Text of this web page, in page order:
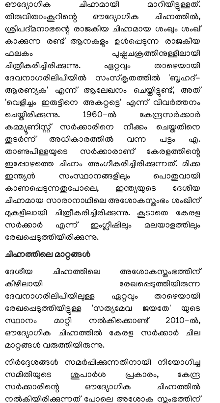
FOOTER
MENU
ബാധ്യതാനിരാകരണം
സ്വകാര്യതാനയം
വ്യവസ്ഥകളും
നിബന്ധനകളും
ഞങ്ങളേക്കുറിച്ച്
ഞങ്ങളേക്കുറിച്ച്
കാര്യനിർവഹണചട്ടങ്ങൾ
ഓർഡർ
ഓഫ്
പ്രെസിഡൻസ്
പ്രധാന
വ്യക്തികള്‍
സംഘടനാ
ഘടന
വിഭാഗങ്ങൾ
സ്വതന്ത്ര
സൈനിക്
സമ്മാന്‍
യോജന
ഔദ്യോഗിക ചിഹ്നമായി മാറിയിട്ടുള്ളത്.
തിരുവിതാംകൂറിന്റെ ഔദ്യോഗിക ചിഹ്നത്തില്‍,
ശ്രീപദ്മനാഭന്റെ രാജകീയ ചിഹ്നമായ ശംഖും ശംഖ്
കാക്കുന്ന രണ്ട് ആനകളും ഉള്‍പ്പെടുന്ന രാജകീയ
ഫലകം പുഷ്പചക്രത്തിനുള്ളിലായി
ചിത്രീകരിച്ചിരിക്കുന്നു. ഏറ്റവും താഴെയായി
ദേവനാഗരിലിപിയില്‍ സംസ്‌കൃതത്തില്‍ 'ബൃഹദ്-
ആരണ്യക' എന്ന് ആലേഖനം ചെയ്തിട്ടുണ്ട്, അത്
'വെളിച്ചം ഇരുട്ടിനെ അകറ്റട്ടെ' എന്ന് വിവര്‍ത്തനം
ചെയ്തിരിക്കുന്നു. 1960-ല്‍ കേന്ദ്രസര്‍ക്കാര്‍
കമ്മ്യൂണിസ്റ്റ് സര്‍ക്കാരിനെ നീക്കം ചെയ്തതിനെ
തുടര്‍ന്ന് അധികാരത്തില്‍ വന്ന പട്ടം എ.
താണുപിള്ളയുടെ സര്‍ക്കാരാണ് കേരളത്തിന്റെ
ഇപ്പോഴത്തെ ചിഹ്നം അംഗീകരിച്ചിരിക്കുന്നത്. മിക്ക
ഇന്ത്യന്‍ സംസ്ഥാനങ്ങളിലും പൊതുവായി
കാണപ്പെടുന്നതുപോലെ, ഇന്ത്യയുടെ ദേശീയ
ചിഹ്നമായ സാരാനാഥിലെ അശോകസ്തംഭം ശംഖിന്
മുകളിലായി ചിത്രീകരിച്ചിരിക്കുന്നു. കൂടാതെ കേരള
സര്‍ക്കാര്‍ എന്ന് ഇംഗ്ലീഷിലും മലയാളത്തിലും
രേഖപ്പെടുത്തിയിരിക്കുന്നു.
ചിഹ്നത്തിലെ മാറ്റങ്ങള്‍
ദേശീയ ചിഹ്നത്തിലെ അശോകസ്തംഭത്തിന്
കീഴിലായി രേഖപ്പെടുത്തിയിരുന്ന
ദേവനാഗരിലിപിയിലുള്ള ഏറ്റവും താഴെയായി
രേഖപ്പെടുത്തിയിട്ടുള്ള 'സത്യമേവ ജയതേ' യുടെ
സ്ഥാനം മാറ്റി നല്‍കിക്കൊണ്ട് 2010-ല്‍,
ഔദ്യോഗിക ചിഹ്നത്തില്‍ കേരള സര്‍ക്കാര്‍ ചില
മാറ്റങ്ങള്‍ വരുത്തിയിരുന്നു.
നിര്‍ദ്ദേശങ്ങള്‍ സമര്‍പ്പിക്കുന്നതിനായി നിയോഗിച്ച
സമിതിയുടെ ശുപാര്‍ശ പ്രകാരം, കേന്ദ്ര
സര്‍ക്കാരിന്റെ ഔദ്യോഗിക ചിഹ്നത്തില്‍
നല്‍കിയിരിക്കുന്നത് പോലെ അശോക സ്തംഭത്തിന്